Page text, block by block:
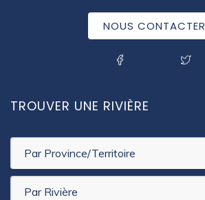
NOUS CONTACTER
SOCIAL MENU
TROUVER UNE RIVIÈRE
Par Province/Territoire
Par Rivière